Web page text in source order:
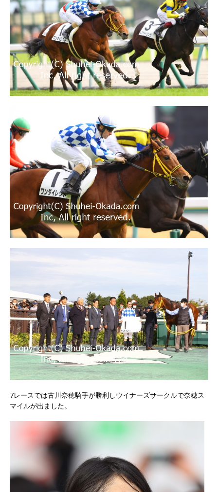
7レースでは古川奈穂騎手が勝利しウイナーズサークルで奈穂ス
マイルが出ました。